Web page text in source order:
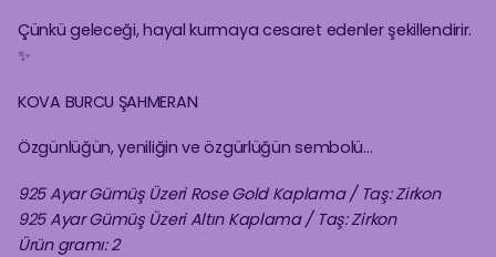
Çünkü geleceği, hayal kurmaya cesaret edenler şekillendirir.
✨
KOVA BURCU ŞAHMERAN
Özgünlüğün, yeniliğin ve özgürlüğün sembolü…
925 Ayar Gümüş Üzeri Rose Gold Kaplama / Taş: Zirkon
925 Ayar Gümüş Üzeri Altın Kaplama / Taş: Zirkon
Ürün gramı: 2